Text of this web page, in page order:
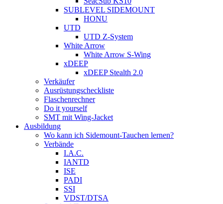
SUBLEVEL SIDEMOUNT
HONU
UTD
UTD Z-System
White Arrow
White Arrow S-Wing
xDEEP
xDEEP Stealth 2.0
Verkäufer
Ausrüstungscheckliste
Flaschenrechner
Do it yourself
SMT mit Wing-Jacket
Ausbildung
Wo kann ich Sidemount-Tauchen lernen?
Verbände
I.A.C.
IANTD
ISE
PADI
SSI
VDST/DTSA